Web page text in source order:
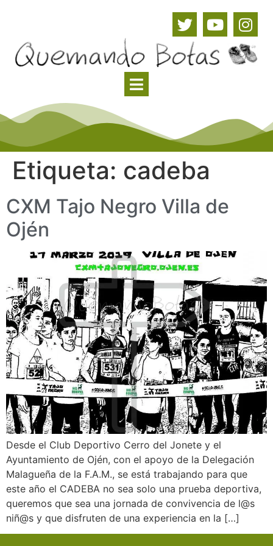
Etiqueta: cadeba
CXM Tajo Negro Villa de
Ojén
Desde el Club Deportivo Cerro del Jonete y el
Ayuntamiento de Ojén, con el apoyo de la Delegación
Malagueña de la F.A.M., se está trabajando para que
este año el CADEBA no sea solo una prueba deportiva,
queremos que sea una jornada de convivencia de l@s
niñ@s y que disfruten de una experiencia en la […]